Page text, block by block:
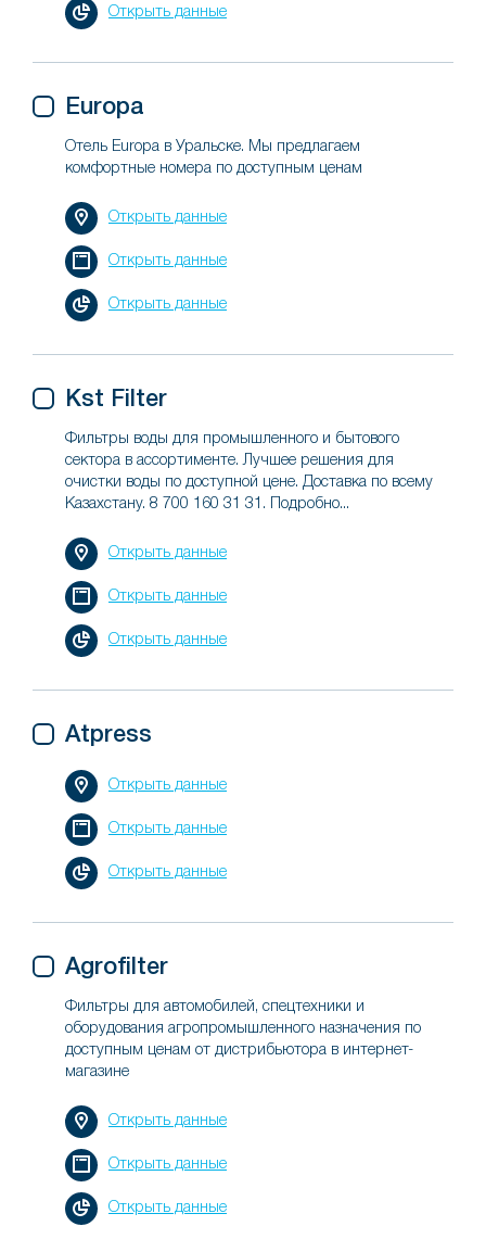
Открыть данные
Europa
Отель Europa в Уральске. Мы предлагаем
комфортные номера по доступным ценам
Открыть данные
Открыть данные
Открыть данные
Kst Filter
Фильтры воды для промышленного и бытового
сектора в ассортименте. Лучшее решения для
очистки воды по доступной цене. Доставка по всему
Казахстану. 8 700 160 31 31. Подробно...
Открыть данные
Открыть данные
Открыть данные
Atpress
Открыть данные
Открыть данные
Открыть данные
Agrofilter
Фильтры для автомобилей, спецтехники и
оборудования агропромышленного назначения по
доступным ценам от дистрибьютора в интернет-
магазине
Открыть данные
Открыть данные
Открыть данные